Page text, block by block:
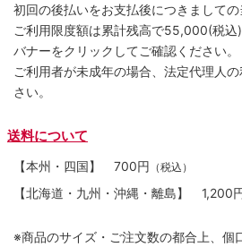
初回の後払いをお支払後につきまして
ご利用限度額は累計残高で55,000(税込
バナーをクリックしてご確認ください。
ご利用者が未成年の場合、法定代理人
さい。
送料について
【本州・四国】 700円 （税込）
【北海道・九州・沖縄・離島】 1,200
※商品のサイズ・ご注文数の都合上、個